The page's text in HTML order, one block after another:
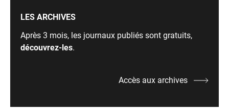
LES ARCHIVES
Après 3 mois, les journaux publiés sont gratuits,
découvrez-les.
Accès aux archives